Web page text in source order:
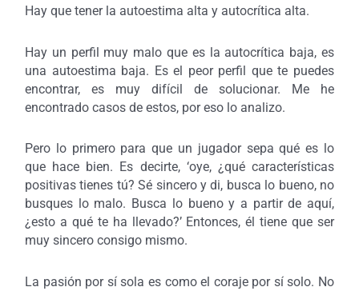
Hay que tener la autoestima alta y autocrítica alta.
Hay un perfil muy malo que es la autocrítica baja, es
una autoestima baja. Es el peor perfil que te puedes
encontrar, es muy difícil de solucionar. Me he
encontrado casos de estos, por eso lo analizo.
Pero lo primero para que un jugador sepa qué es lo
que hace bien. Es decirte, ‘oye, ¿qué características
positivas tienes tú? Sé sincero y di, busca lo bueno, no
busques lo malo. Busca lo bueno y a partir de aquí,
¿esto a qué te ha llevado?’ Entonces, él tiene que ser
muy sincero consigo mismo.
La pasión por sí sola es como el coraje por sí solo. No